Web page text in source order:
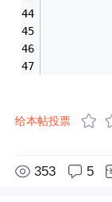
给本帖投票
353 5